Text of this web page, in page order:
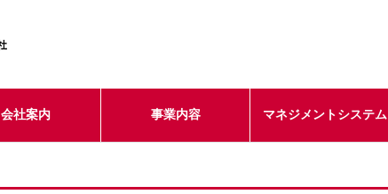
会社案内 事業内容 マネジメントシステム